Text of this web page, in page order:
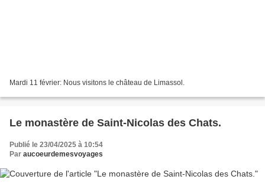
Mardi 11 février: Nous visitons le château de Limassol.
Le monastère de Saint-Nicolas des Chats.
Publié le 23/04/2025 à 10:54
Par aucoeurdemesvoyages